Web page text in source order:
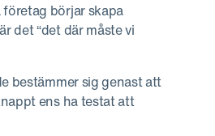
börjar skapa
det “det där måste vi
bestämmer sig genast att
ens ha testat att